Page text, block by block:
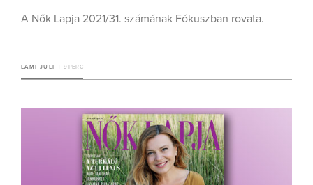
A Nők Lapja 2021/31. számának Fókuszban rovata.
LAMI JULI 9 PERC